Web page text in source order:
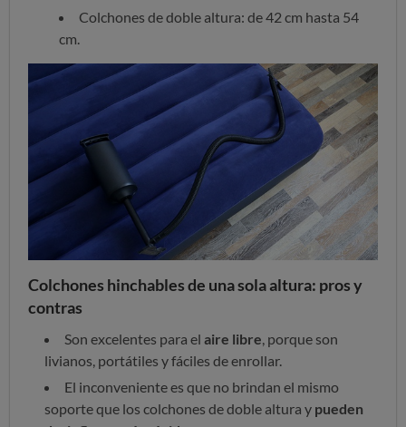
Colchones de doble altura: de 42 cm hasta 54
cm.
Colchones hinchables de una sola altura: pros y
contras
Son excelentes para el aire libre, porque son
livianos, portátiles y fáciles de enrollar.
El inconveniente es que no brindan el mismo
soporte que los colchones de doble altura y pueden